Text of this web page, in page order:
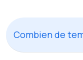
Combien de